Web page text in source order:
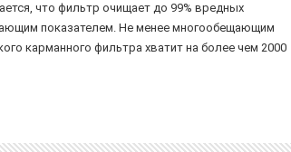
что фильтр очищает до 99% вредных
показателем. Не менее многообещающим
карманного фильтра хватит на более чем 2000